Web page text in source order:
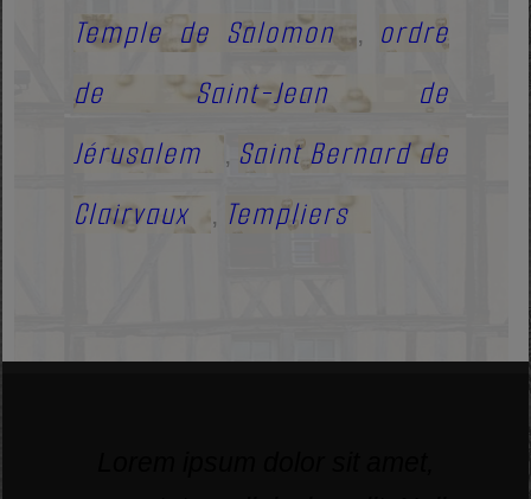
Temple de Salomon
, ordre
de Saint-Jean de
Jérusalem
, Saint Bernard de
Clairvaux
, Templiers